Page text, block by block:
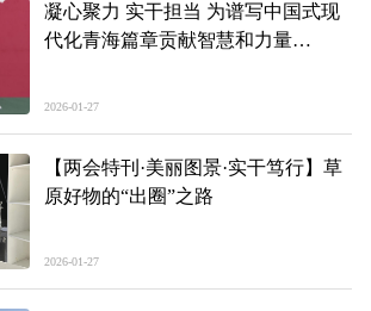
凝心聚力 实干担当 为谱写中国式现
代化青海篇章贡献智慧和力量
2026-01-27
【两会特刊·美丽图景·实干笃行】草
原好物的“出圈”之路
2026-01-27